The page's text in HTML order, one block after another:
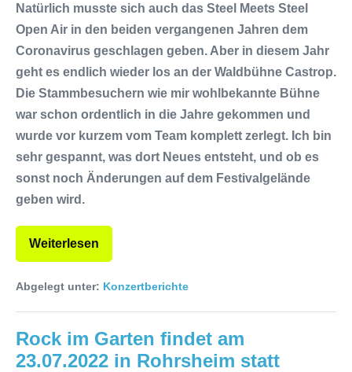
Natürlich musste sich auch das Steel Meets Steel
Open Air in den beiden vergangenen Jahren dem
Coronavirus geschlagen geben. Aber in diesem Jahr
geht es endlich wieder los an der Waldbühne Castrop.
Die Stammbesuchern wie mir wohlbekannte Bühne
war schon ordentlich in die Jahre gekommen und
wurde vor kurzem vom Team komplett zerlegt. Ich bin
sehr gespannt, was dort Neues entsteht, und ob es
sonst noch Änderungen auf dem Festivalgelände
geben wird.
Weiterlesen
Abgelegt unter: Konzertberichte
Rock im Garten findet am
23.07.2022 in Rohrsheim statt